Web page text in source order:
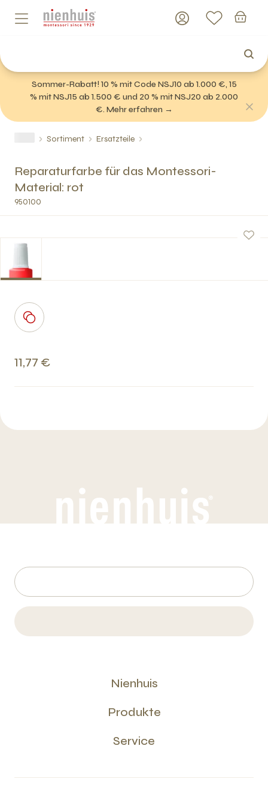
Sommer-Rabatt! 10 % mit Code NSJ10 ab 1.000 €, 15
% mit NSJ15 ab 1.500 € und 20 % mit NSJ20 ab 2.000
€. Mehr erfahren →
Sortiment Ersatzteile
Reparaturfarbe für das Montessori-
Material: rot
950100
11,77 €
Nienhuis
Produkte
Service